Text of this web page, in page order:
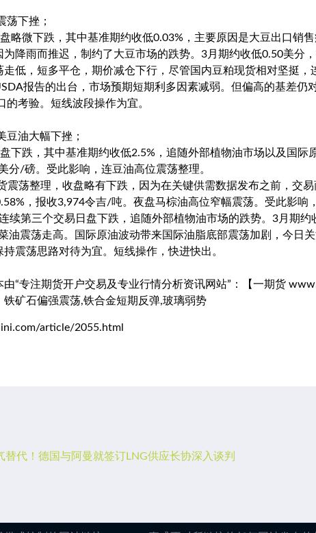
荡下挫；
略微下跌，其中基准期约收低0.03%，主要原因是大豆出口销
为降雨而推迟，制约了大豆市场的跌势。3月期约收低0.50美分
走低，短多平仓，期价减仓下行，尽管国内豆粕现货相对坚挺，
报告的出台，市场预期短期利多因素减弱。但偏高的基差仍
的考验。短线波段操作为宜。
豆油大幅下挫；
下跌，其中基准期约收低2.5%，追随外部植物油市场以及国际
分/磅。受此影响，连豆油高位震荡整理。
震荡整理，收盘略有下跌，因为在关键供需数据发布之前，交
，报收3,974令吉/吨。夜盘马棕油高位窄幅震荡。受此影响
续第三个交易日盘下跌，追随外部植物油市场的跌势。3月期
油震荡走高。国际原油波动带来国际油脂底部震荡加剧，今日
震荡思路对待为宜。短线操作，快进快出。
由“专注期货开户交易及专业行情分析资讯网站”：【一期货
矿石偏强震荡,铁合金短期反弹,玻璃弱势
article/2055.html
替代！德国与阿曼就签订LNG供应长协深入谈判